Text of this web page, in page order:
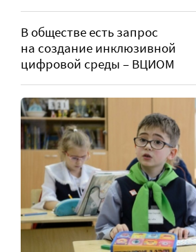
В обществе есть запрос
на создание инклюзивной
цифровой среды – ВЦИОМ